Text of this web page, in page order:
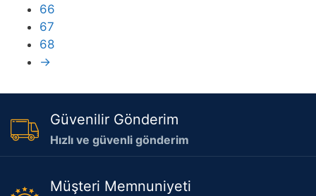
66
67
68
→
Güvenilir Gönderim
Hızlı ve güvenli gönderim
Müşteri Memnuniyeti